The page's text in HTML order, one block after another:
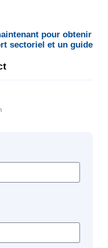
pour obtenir
sectoriel et un guide